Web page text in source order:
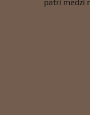
patrí medzi